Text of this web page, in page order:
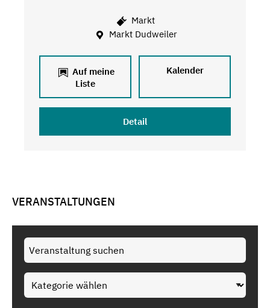
Markt
Markt Dudweiler
Auf meine
Liste
Kalender
Detail
VERANSTALTUNGEN